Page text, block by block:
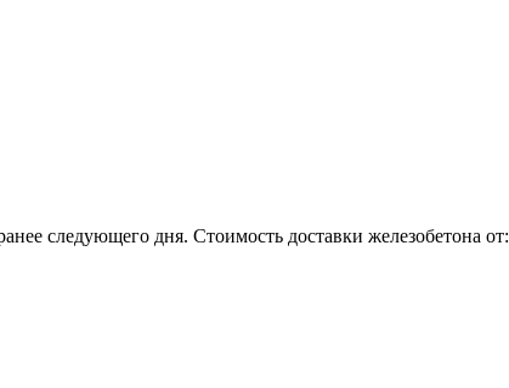
следующего дня. Стоимость доставки железобетона от: